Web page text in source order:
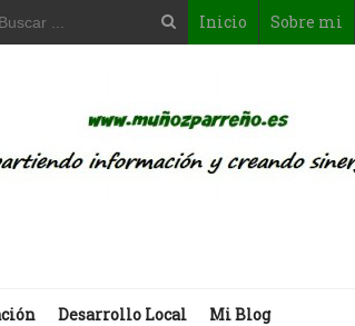
Inicio Sobre mi
Desarrollo Local Mi Blog